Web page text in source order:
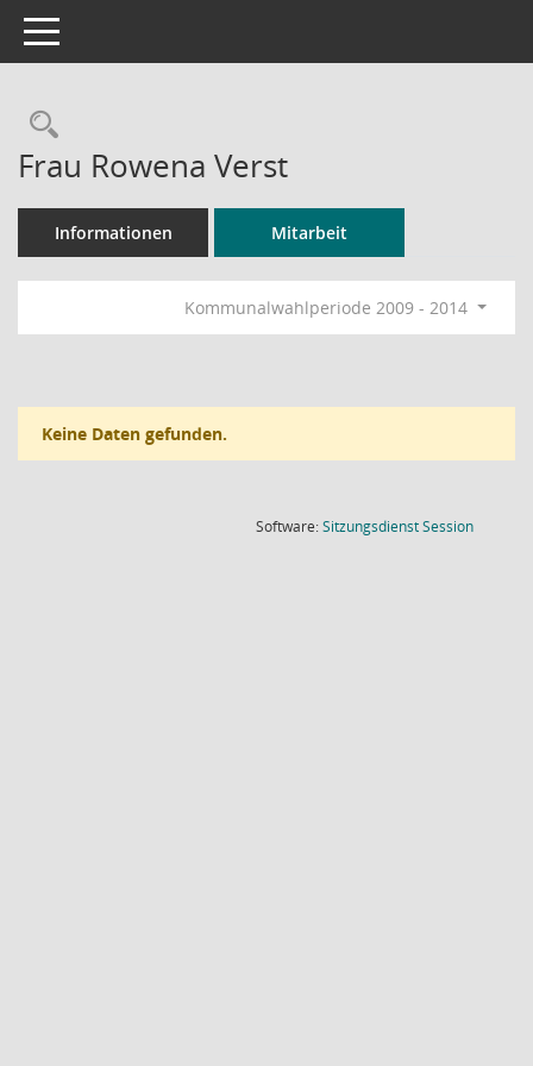
Toggle navigation
Rechercheauswahl
Frau Rowena Verst
Informationen Mitarbeit
Kommunalwahlperiode 2009 - 2014
Keine Daten gefunden.
Software:SitzungsdienstSession(Wird in